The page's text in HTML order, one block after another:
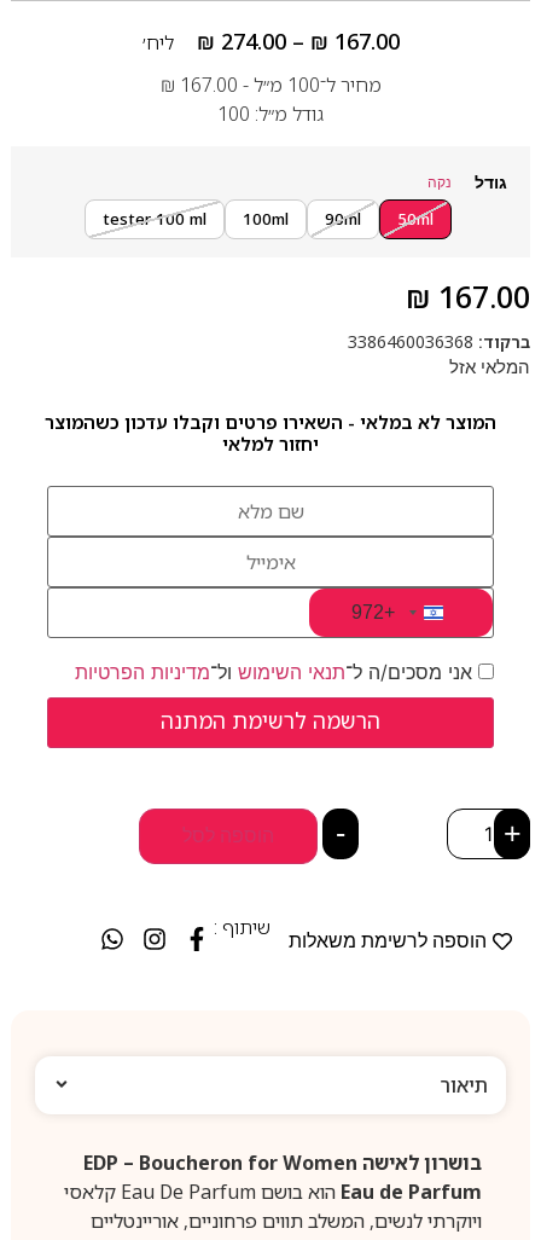
₪ 167.00
–
₪ 274.00
ליח׳
מחיר ל־100 מ״ל -
₪ 167.00
גודל מ״ל: 100
גודל נקה
50ml
90ml
100ml
tester 100 ml
₪ 167.00
ברקוד: 3386460036368
המלאי אזל
המוצר לא במלאי - השאירו פרטים וקבלו עדכון כשהמוצר
יחזור למלאי
Israel +972
+972
אני מסכים/ה ל־תנאי השימושול־מדיניות הפרטיות
- + הוספה לסל
הוספה לרשימת משאלות
שיתוף :
תיאור
בושרון לאישה EDP – Boucheron for Women
Eau de Parfum
הוא בושם Eau De Parfum קלאסי
ויוקרתי לנשים, המשלב תווים פרחוניים, אוריינטליים